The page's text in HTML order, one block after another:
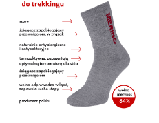
Merynos trekking
Merynos bezuciskowe
Kaszmir
Kaszmir stopki
Kropki
Paski